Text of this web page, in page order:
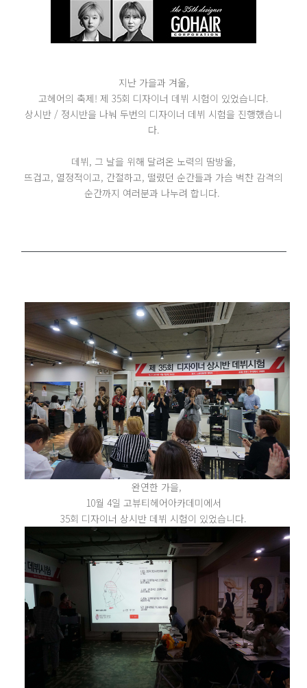
지난 가을과 겨울,
고헤어의 축제! 제 35회 디자이너 데뷔 시험이 있었습니다.
상시반 / 정시반을 나눠 두번의 디자이너 데뷔 시험을 진행했습니
다.
데뷔, 그 날을 위해 달려온 노력의 땀방울,
뜨겁고, 열정적이고, 간절하고, 떨렸던 순간들과 가슴 벅찬 감격의
순간까지 여러분과 나누려 합니다.
완연한 가을,
10월 4일 고뷰티헤어아카데미에서
35회 디자이너 상시반 데뷔 시험이 있었습니다.